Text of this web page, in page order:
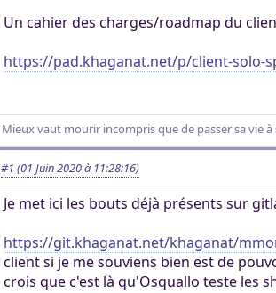
Pour partager des fichiers. Tout le
peut s'inscrire, mais limité à 100Mo par
personne si vous n'êtes pas validé.
Visioconférence
compte, via le navigateur. Allumez vos
principal d'échange, préférez le salon
XMPP.
Brillez aux couleurs de Khaganat
Vous cherchez des goodies avec nos
quelques boutiques en ligne, et sur nos
nature, en temps ou en argent.
Découvrez comment nous aider, afin
nous puissions aller encore plus loin !
Un cahier des charges/roadmap du
https://pad.khaganat.net/p/client-solo-
Mieux vaut mourir incompris que de passer sa vie à
#1 (01 Juin 2020 à 11:28:16)
Je met ici les bouts déjà présents sur
https://git.khaganat.net/khaganat/
client si je me souviens bien est de
crois que c'est là qu'Osquallo teste les